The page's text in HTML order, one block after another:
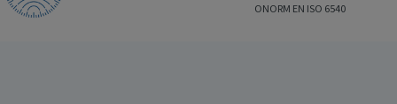
ONORM EN ISO 6540